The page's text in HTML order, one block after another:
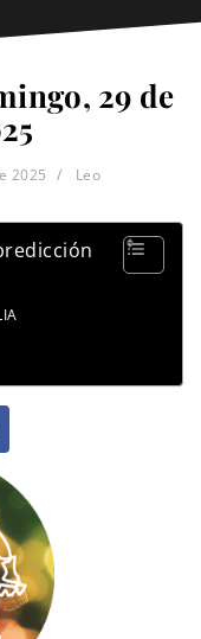
29 de
2025 Leo